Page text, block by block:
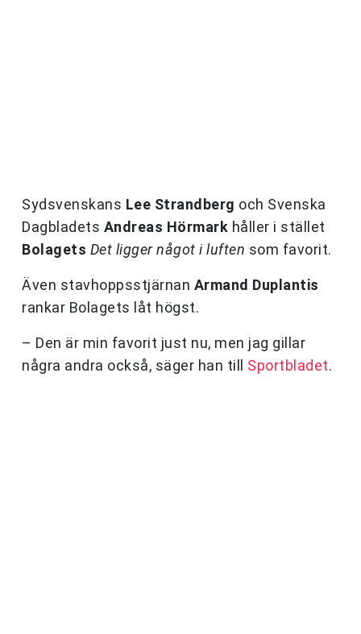
Sydsvenskans Lee Strandberg och Svenska
Dagbladets Andreas Hörmark håller i stället
Bolagets Det ligger något i luften som favorit.
Även stavhoppsstjärnan Armand Duplantis
rankar Bolagets låt högst.
– Den är min favorit just nu, men jag gillar
några andra också, säger han till Sportbladet.